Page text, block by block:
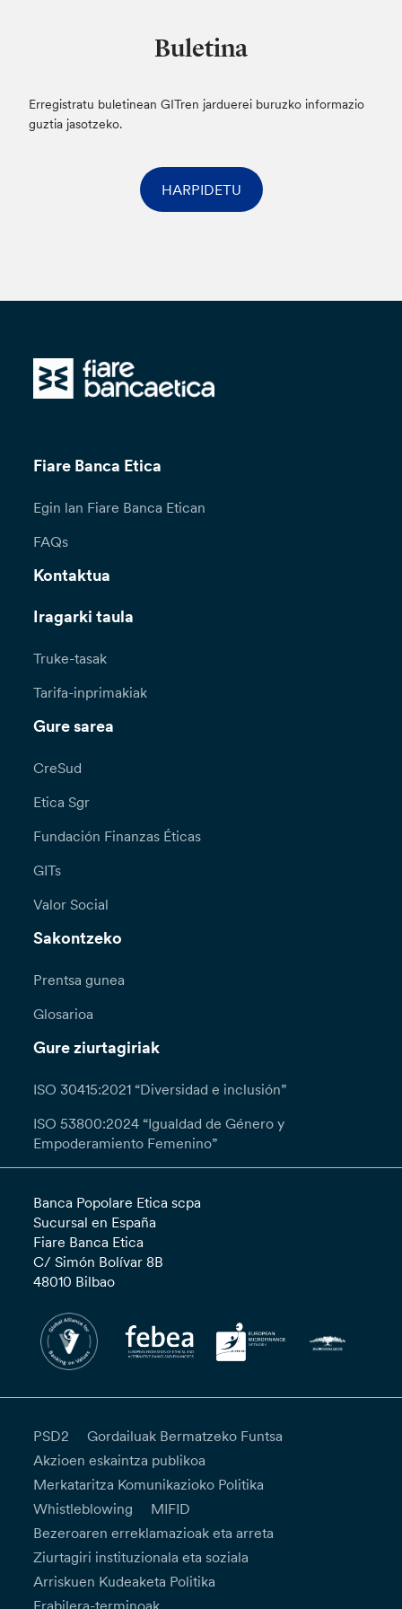
Buletina
Erregistratu buletinean GITren jarduerei buruzko informazio
guztia jasotzeko.
HARPIDETU
Fiare Banca Etica
Egin lan Fiare Banca Etican
FAQs
Kontaktua
Iragarki taula
Truke-tasak
Tarifa-inprimakiak
Gure sarea
CreSud
Etica Sgr
Fundación Finanzas Éticas
GITs
Valor Social
Sakontzeko
Prentsa gunea
Glosarioa
Gure ziurtagiriak
ISO 30415:2021 “Diversidad e inclusión”
ISO 53800:2024 “Igualdad de Género y
Empoderamiento Femenino”
Banca Popolare Etica scpa
Sucursal en España
Fiare Banca Etica
C/ Simón Bolívar 8B
48010 Bilbao
PSD2
Gordailuak Bermatzeko Funtsa
Akzioen eskaintza publikoa
Merkataritza Komunikazioko Politika
Whistleblowing
MIFID
Bezeroaren erreklamazioak eta arreta
Ziurtagiri instituzionala eta soziala
Arriskuen Kudeaketa Politika